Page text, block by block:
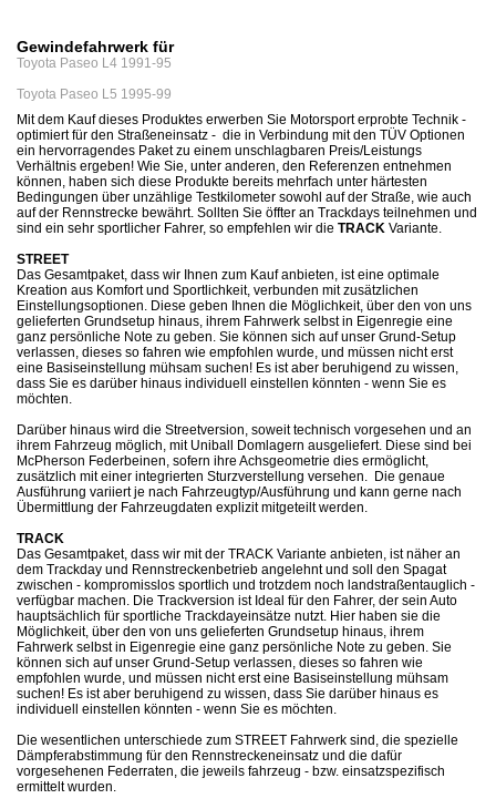
Gewindefahrwerk für
Toyota Paseo L4 1991-95
Toyota Paseo L5 1995-99
Mit dem Kauf dieses Produktes erwerben Sie Motorsport erprobte Technik -
optimiert für den Straßeneinsatz - die in Verbindung mit den TÜV Optionen
ein hervorragendes Paket zu einem unschlagbaren Preis/Leistungs
Verhältnis ergeben! Wie Sie, unter anderen, den Referenzen entnehmen
können, haben sich diese Produkte bereits mehrfach unter härtesten
Bedingungen über unzählige Testkilometer sowohl auf der Straße, wie auch
auf der Rennstrecke bewährt. Sollten Sie öffter an Trackdays teilnehmen und
sind ein sehr sportlicher Fahrer, so empfehlen wir die TRACK Variante.
STREET
Das Gesamtpaket, dass wir Ihnen zum Kauf anbieten, ist eine optimale
Kreation aus Komfort und Sportlichkeit, verbunden mit zusätzlichen
Einstellungsoptionen. Diese geben Ihnen die Möglichkeit, über den von uns
gelieferten Grundsetup hinaus, ihrem Fahrwerk selbst in Eigenregie eine
ganz persönliche Note zu geben. Sie können sich auf unser Grund-Setup
verlassen, dieses so fahren wie empfohlen wurde, und müssen nicht erst
eine Basiseinstellung mühsam suchen! Es ist aber beruhigend zu wissen,
dass Sie es darüber hinaus individuell einstellen könnten - wenn Sie es
möchten.
Darüber hinaus wird die Streetversion, soweit technisch vorgesehen und an
ihrem Fahrzeug möglich, mit Uniball Domlagern ausgeliefert. Diese sind bei
McPherson Federbeinen, sofern ihre Achsgeometrie dies ermöglicht,
zusätzlich mit einer integrierten Sturzverstellung versehen. Die genaue
Ausführung variiert je nach Fahrzeugtyp/Ausführung und kann gerne nach
Übermittlung der Fahrzeugdaten explizit mitgeteilt werden.
TRACK
Das Gesamtpaket, dass wir mit der TRACK Variante anbieten, ist näher an
dem Trackday und Rennstreckenbetrieb angelehnt und soll den Spagat
zwischen - kompromisslos sportlich und trotzdem noch landstraßentauglich -
verfügbar machen. Die Trackversion ist Ideal für den Fahrer, der sein Auto
hauptsächlich für sportliche Trackdayeinsätze nutzt. Hier haben sie die
Möglichkeit, über den von uns gelieferten Grundsetup hinaus, ihrem
Fahrwerk selbst in Eigenregie eine ganz persönliche Note zu geben. Sie
können sich auf unser Grund-Setup verlassen, dieses so fahren wie
empfohlen wurde, und müssen nicht erst eine Basiseinstellung mühsam
suchen! Es ist aber beruhigend zu wissen, dass Sie darüber hinaus es
individuell einstellen könnten - wenn Sie es möchten.
Die wesentlichen unterschiede zum STREET Fahrwerk sind, die spezielle
Dämpferabstimmung für den Rennstreckeneinsatz und die dafür
vorgesehenen Federraten, die jeweils fahrzeug - bzw. einsatzspezifisch
ermittelt wurden.